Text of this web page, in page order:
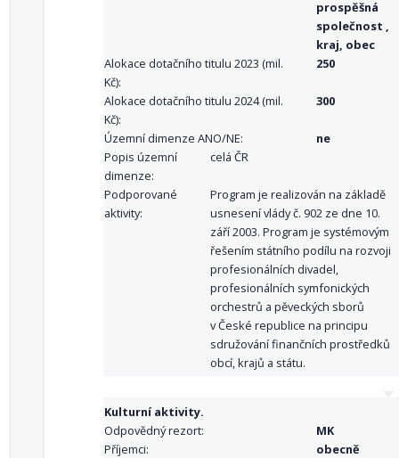
prospěšná
společnost ,
kraj, obec
Alokace dotačního titulu 2023 (mil.
Kč):
250
Alokace dotačního titulu 2024 (mil.
Kč):
300
Územní dimenze ANO/NE:
ne
Popis územní
dimenze:
celá ČR
Podporované
aktivity:
Program je realizován na základě
usnesení vlády č. 902 ze dne 10.
září 2003. Program je systémovým
řešením státního podílu na rozvoji
profesionálních divadel,
profesionálních symfonických
orchestrů a pěveckých sborů
v České republice na principu
sdružování finančních prostředků
obcí, krajů a státu.
Kulturní aktivity.
Odpovědný rezort:
MK
Příjemci:
obecně